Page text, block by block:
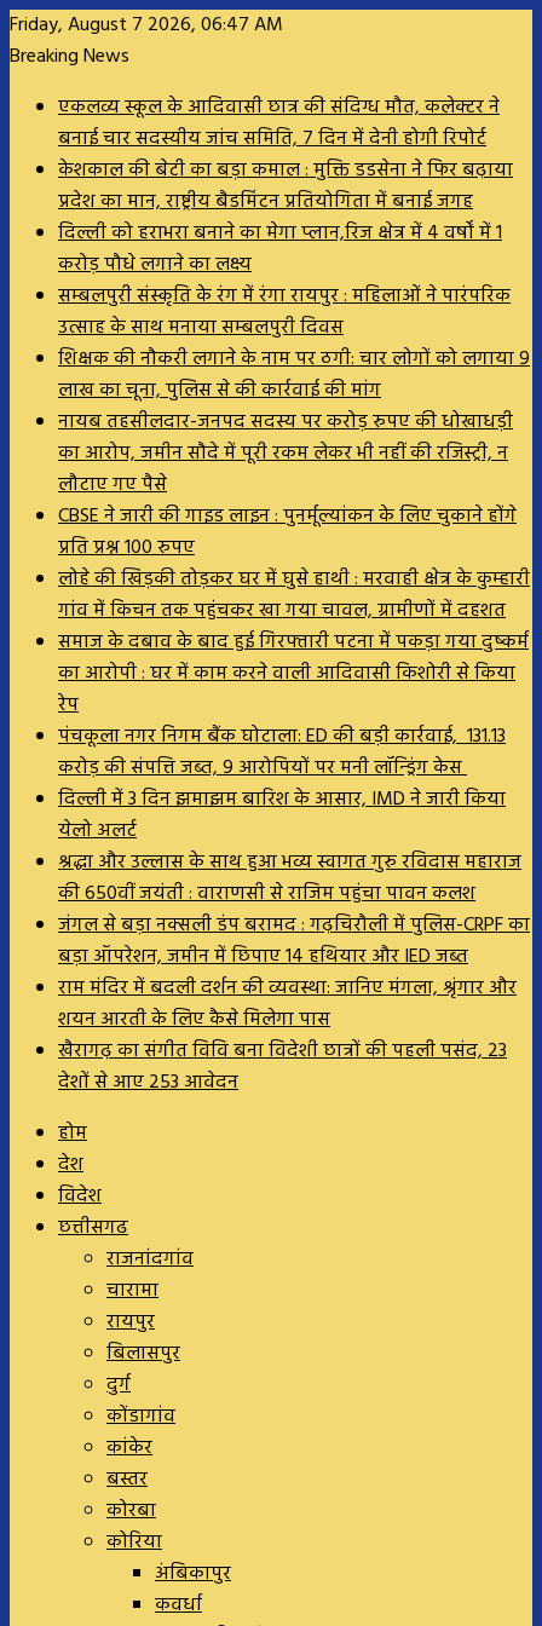
Friday, August 7 2026, 06:47 AM
Breaking News
एकलव्य स्कूल के आदिवासी छात्र की संदिग्ध मौत, कलेक्टर ने
बनाई चार सदस्यीय जांच समिति, 7 दिन में देनी होगी रिपोर्ट
केशकाल की बेटी का बड़ा कमाल : मुक्ति डडसेना ने फिर बढ़ाया
प्रदेश का मान, राष्ट्रीय बैडमिंटन प्रतियोगिता में बनाई जगह
दिल्ली को हराभरा बनाने का मेगा प्लान,रिज क्षेत्र में 4 वर्षों में 1
करोड़ पौधे लगाने का लक्ष्य
सम्बलपुरी संस्कृति के रंग में रंगा रायपुर : महिलाओं ने पारंपरिक
उत्साह के साथ मनाया सम्बलपुरी दिवस
शिक्षक की नौकरी लगाने के नाम पर ठगी: चार लोगों को लगाया 9
लाख का चूना, पुलिस से की कार्रवाई की मांग
नायब तहसीलदार-जनपद सदस्य पर करोड़ रुपए की धोखाधड़ी
का आरोप, जमीन सौदे में पूरी रकम लेकर भी नहीं की रजिस्ट्री, न
लौटाए गए पैसे
CBSE ने जारी की गाइड लाइन : पुनर्मूल्यांकन के लिए चुकाने होंगे
प्रति प्रश्न 100 रुपए
लोहे की खिड़की तोड़कर घर में घुसे हाथी : मरवाही क्षेत्र के कुम्हारी
गांव में किचन तक पहुंचकर खा गया चावल, ग्रामीणों में दहशत
समाज के दबाव के बाद हुई गिरफ्तारी पटना में पकड़ा गया दुष्कर्म
का आरोपी : घर में काम करने वाली आदिवासी किशोरी से किया
रेप
पंचकूला नगर निगम बैंक घोटाला: ED की बड़ी कार्रवाई, 131.13
करोड़ की संपत्ति जब्त, 9 आरोपियों पर मनी लॉन्ड्रिंग केस
दिल्ली में 3 दिन झमाझम बारिश के आसार, IMD ने जारी किया
येलो अलर्ट
श्रद्धा और उल्लास के साथ हुआ भव्य स्वागत गुरु रविदास महाराज
की 650वीं जयंती : वाराणसी से राजिम पहुंचा पावन कलश
जंगल से बड़ा नक्सली डंप बरामद : गढ़चिरौली में पुलिस-CRPF का
बड़ा ऑपरेशन, जमीन में छिपाए 14 हथियार और IED जब्त
राम मंदिर में बदली दर्शन की व्यवस्था: जानिए मंगला, श्रृंगार और
शयन आरती के लिए कैसे मिलेगा पास
खैरागढ़ का संगीत विवि बना विदेशी छात्रों की पहली पसंद, 23
देशों से आए 253 आवेदन
होम
देश
विदेश
छत्तीसगढ
राजनांदगांव
चारामा
रायपुर
बिलासपुर
दुर्ग
कोंडागांव
कांकेर
बस्तर
कोरबा
कोरिया
अंबिकापुर
कवर्धा